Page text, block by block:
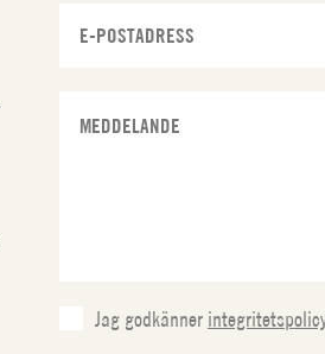
Jag godkänner